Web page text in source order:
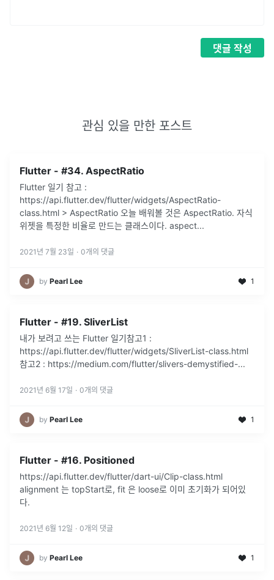
댓글 작성
관심 있을 만한 포스트
Flutter - #34. AspectRatio
Flutter 일기 참고 :
https://api.flutter.dev/flutter/widgets/AspectRatio-
class.html > AspectRatio 오늘 배워볼 것은 AspectRatio. 자식
위젯을 특정한 비율로 만드는 클래스이다. aspect...
2021년 7월 23일 · 0개의 댓글
by Pearl Lee 1
Flutter - #19. SliverList
내가 보려고 쓰는 Flutter 일기참고1 :
https://api.flutter.dev/flutter/widgets/SliverList-class.html
참고2 : https://medium.com/flutter/slivers-demystified-...
2021년 6월 17일 · 0개의 댓글
by Pearl Lee 1
Flutter - #16. Positioned
https://api.flutter.dev/flutter/dart-ui/Clip-class.html
alignment 는 topStart로, fit 은 loose로 이미 초기화가 되어있
다.
2021년 6월 12일 · 0개의 댓글
by Pearl Lee 1